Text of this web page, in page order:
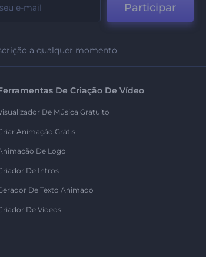
Participar
a qualquer momento
De Criação De Vídeo
De Música Gratuito
Animação Grátis
De Logo
De Intros
De Texto Animado
De Vídeos